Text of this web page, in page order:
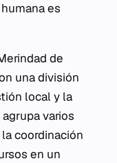
es
de
una división
local y la
varios
coordinación
en un